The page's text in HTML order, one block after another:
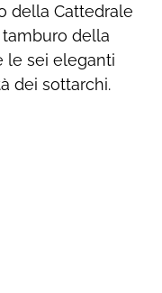
della Cattedrale
della
le sei eleganti
dei sottarchi.